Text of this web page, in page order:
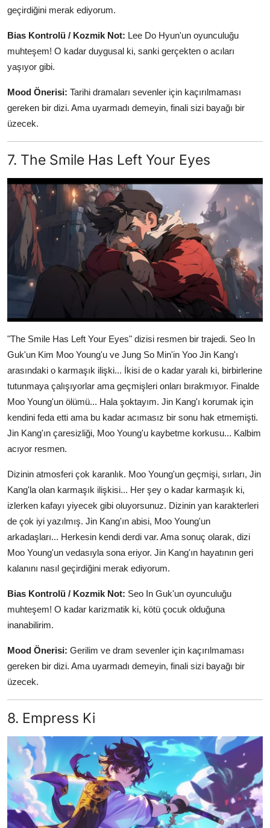
geçirdiğini merak ediyorum.
Bias Kontrolü / Kozmik Not: Lee Do Hyun'un oyunculuğu
muhteşem! O kadar duygusal ki, sanki gerçekten o acıları
yaşıyor gibi.
Mood Önerisi: Tarihi dramaları sevenler için kaçırılmaması
gereken bir dizi. Ama uyarmadı demeyin, finali sizi bayağı bir
üzecek.
7. The Smile Has Left Your Eyes
"The Smile Has Left Your Eyes" dizisi resmen bir trajedi. Seo In
Guk'un Kim Moo Young'u ve Jung So Min'in Yoo Jin Kang'ı
arasındaki o karmaşık ilişki... İkisi de o kadar yaralı ki, birbirlerine
tutunmaya çalışıyorlar ama geçmişleri onları bırakmıyor. Finalde
Moo Young'un ölümü... Hala şoktayım. Jin Kang'ı korumak için
kendini feda etti ama bu kadar acımasız bir sonu hak etmemişti.
Jin Kang'ın çaresizliği, Moo Young'u kaybetme korkusu... Kalbim
acıyor resmen.
Dizinin atmosferi çok karanlık. Moo Young'un geçmişi, sırları, Jin
Kang'la olan karmaşık ilişkisi... Her şey o kadar karmaşık ki,
izlerken kafayı yiyecek gibi oluyorsunuz. Dizinin yan karakterleri
de çok iyi yazılmış. Jin Kang'ın abisi, Moo Young'un
arkadaşları... Herkesin kendi derdi var. Ama sonuç olarak, dizi
Moo Young'un vedasıyla sona eriyor. Jin Kang'ın hayatının geri
kalanını nasıl geçirdiğini merak ediyorum.
Bias Kontrolü / Kozmik Not: Seo In Guk'un oyunculuğu
muhteşem! O kadar karizmatik ki, kötü çocuk olduğuna
inanabilirim.
Mood Önerisi: Gerilim ve dram sevenler için kaçırılmaması
gereken bir dizi. Ama uyarmadı demeyin, finali sizi bayağı bir
üzecek.
8. Empress Ki